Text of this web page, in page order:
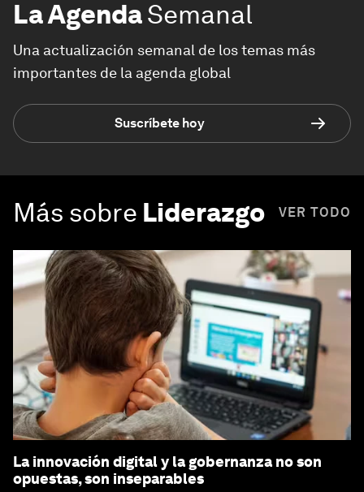
La AgendaSemanal
Una actualización semanal de los temas más
importantes de la agenda global
Suscríbete hoy
Más sobre Liderazgo VER TODO
La innovación digital y la gobernanza no son
opuestas, son inseparables